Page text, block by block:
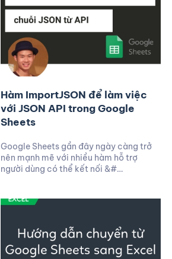
Hàm ImportJSON để làm việc
với JSON API trong Google
Sheets
Google Sheets gần đây ngày càng trở
nên mạnh mẽ với nhiều hàm hỗ trợ
người dùng có thể kết nối &#…